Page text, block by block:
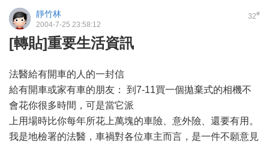
32#
靜竹林
2004-7-25 23:58:12
[轉貼]重要生活資訊
法醫給有開車的人的一封信
給有開車或家有車的朋友： 到7-11買一個拋棄式的相機不
會花你很多時間，可是當它派
上用場時比你每年所花上萬塊的車險、意外險、還要有用。
我是地檢署的法醫，車禍對各位車主而言，是一件不願意見